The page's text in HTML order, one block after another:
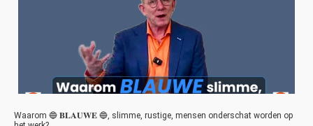
Waarom 🔵 𝐁𝐋𝐀𝐔𝐖𝐄 🔵, slimme, rustige, mensen onderschat worden op